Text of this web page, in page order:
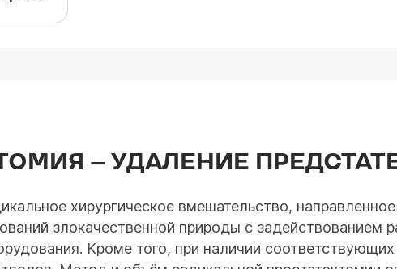
– УДАЛЕНИЕ
хирургическое вмешательство,
злокачественной природы с задействованием
Кроме того, при наличии